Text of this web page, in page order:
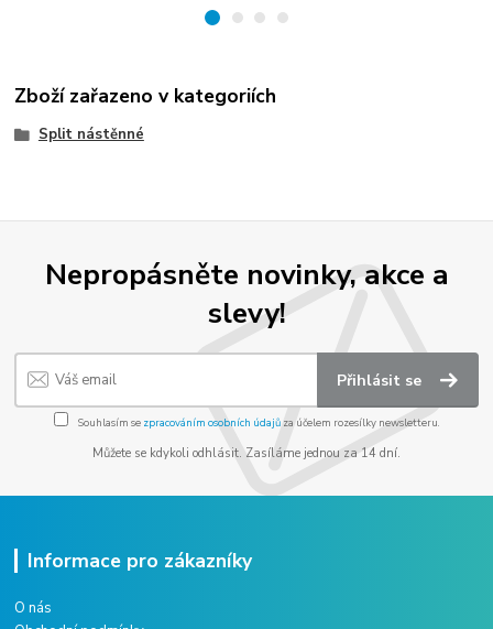
Zboží zařazeno v kategoriích
Split nástěnné
Nepropásněte novinky, akce a
slevy!
Přihlásit se
Souhlasím se zpracováním osobních údajůza účelem rozesílky newsletteru.
Můžete se kdykoli odhlásit. Zasíláme jednou za 14 dní.
Informace pro zákazníky
O nás